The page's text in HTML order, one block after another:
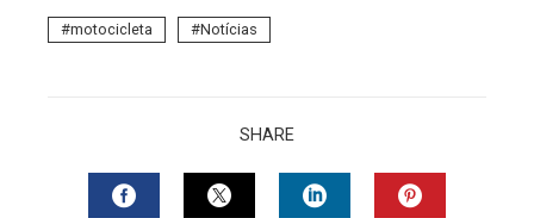
motocicleta Notícias
SHARE